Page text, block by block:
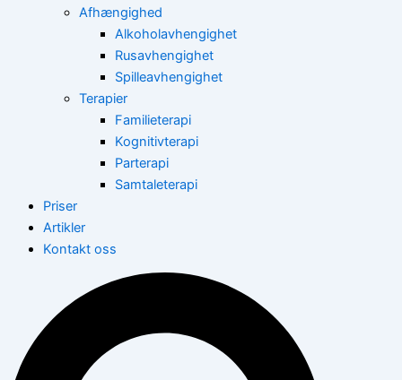
Afhængighed
Alkoholavhengighet
Rusavhengighet
Spilleavhengighet
Terapier
Familieterapi
Kognitivterapi
Parterapi
Samtaleterapi
Priser
Artikler
Kontakt oss